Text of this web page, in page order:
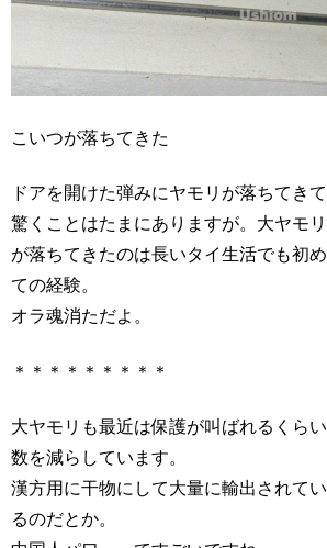
こいつが落ちてきた
ドアを開けた弾みにヤモリが落ちてきて
驚くことはたまにありますが。大ヤモリ
が落ちてきたのは長いタイ生活でも初め
ての経験。
オラ魂消ただよ。
＊＊＊＊＊＊＊＊＊
大ヤモリも最近は保護が叫ばれるくらい
数を減らしています。
漢方用に干物にして大量に輸出されてい
るのだとか。